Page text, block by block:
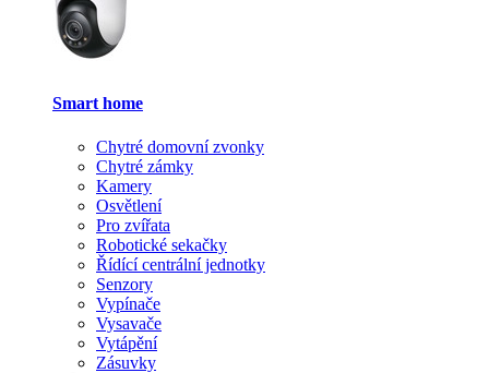
Smart home
Chytré domovní zvonky
Chytré zámky
Kamery
Osvětlení
Pro zvířata
Robotické sekačky
Řídící centrální jednotky
Senzory
Vypínače
Vysavače
Vytápění
Zásuvky